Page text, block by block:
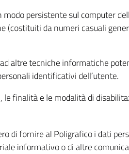
persistente sul computer
da numeri casuali
altre tecniche informatiche
identificativi dell’utente.
finalità e le modalità di
di fornire al Poligrafico i dati
informativo o di altre